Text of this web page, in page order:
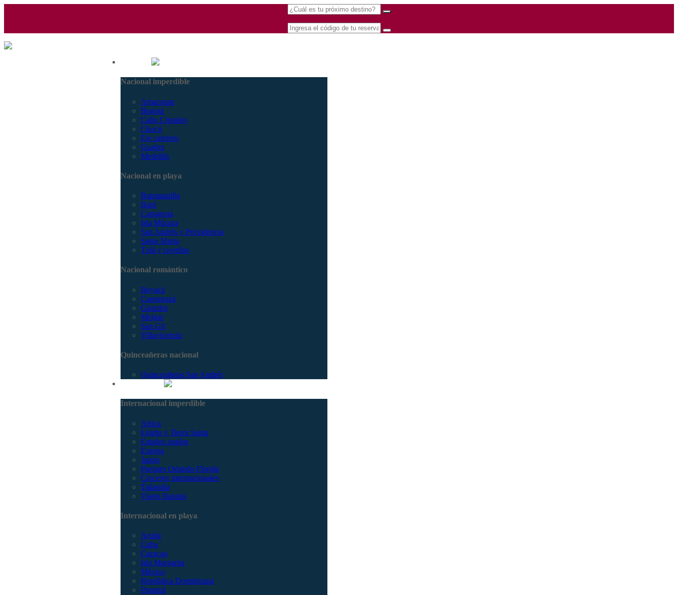
Nacional imperdible
Amazonas
Bogotá
Caño Cristales
Chocó
Eje cafetero
Guajira
Medellín
Nacional en playa
Barranquilla
Barú
Cartagena
Isla Múcura
San Andrés y Providencia
Santa Marta
Tolú y coveñas
Nacional romántico
Boyacá
Capurganá
Girardot
Melgar
San Gil
Villavicencio
Quinceañeras nacional
Quinceañeras San Andrés
Internacional imperdible
Africa
Egipto y Tierra Santa
Estados unidos
Europa
Japón
Parques Orlando Florida
Cruceros internacionales
Tailandia
Viajes Baratos
Internacional en playa
Aruba
Cuba
Curacao
Isla Margarita
México
República Dominicana
Panamá